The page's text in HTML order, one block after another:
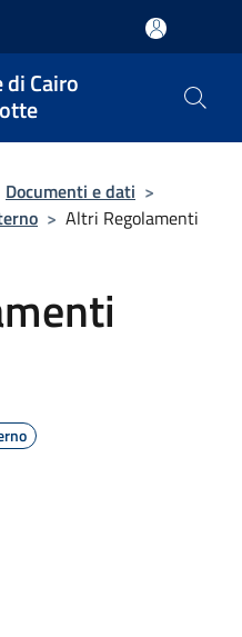
di Cairo
Documenti e dati >
> Altri Regolamenti